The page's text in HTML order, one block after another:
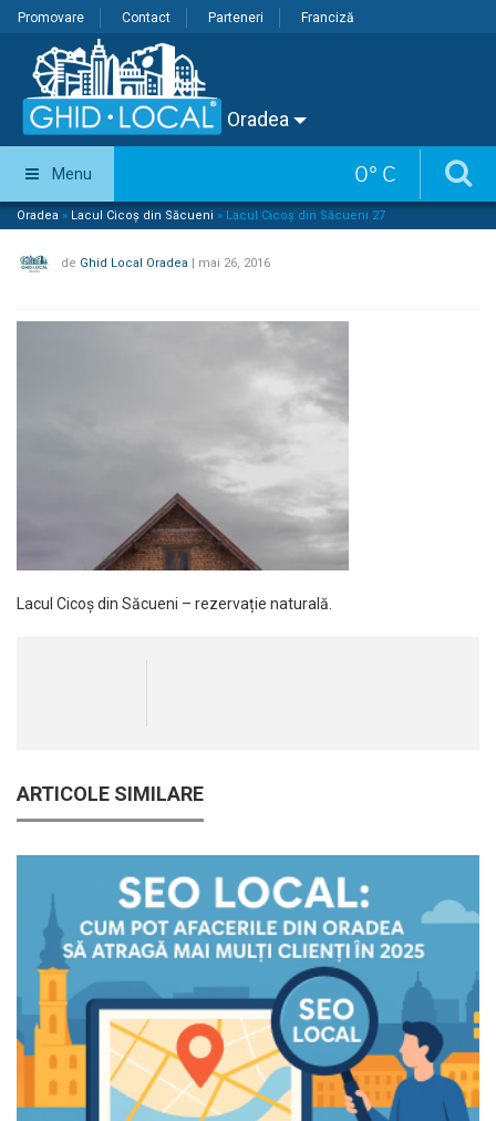
Promovare Contact Parteneri Franciză
Oradea
0° C
Menu
Oradea » Lacul Cicoș din Săcueni » Lacul Cicoș din Săcueni 27
de Ghid Local Oradea | mai 26, 2016
Lacul Cicoș din Săcueni – rezervație naturală.
ARTICOLE SIMILARE